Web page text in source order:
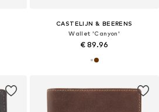
CASTELIJN & BEERENS
Wallet 'Canyon'
€ 89.96